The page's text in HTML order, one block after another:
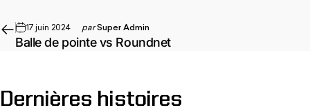
17 juin 2024 parSuper Admin
Balle de pointe vs Roundnet
Dernières histoires